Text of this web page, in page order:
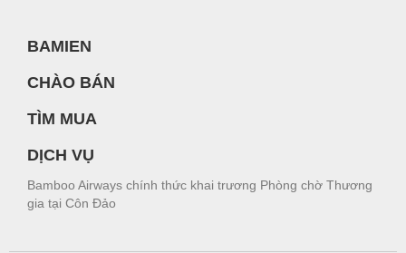
BAMIEN
CHÀO BÁN
TÌM MUA
DỊCH VỤ
Bamboo Airways chính thức khai trương Phòng chờ Thương
gia tại Côn Đảo